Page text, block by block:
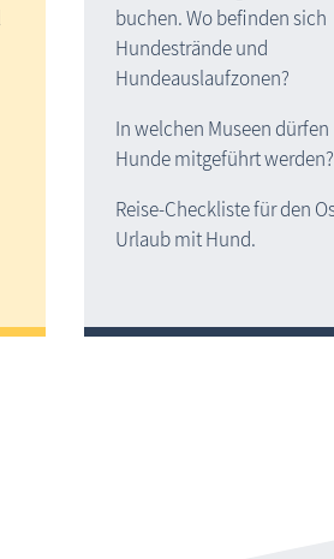
buchen. Wo befinden sich
Hundestrände und
Hundeauslaufzonen?
In welchen Museen dürfen
Hunde mitgeführt werden?
Reise-Checkliste für den
Urlaub mit Hund.